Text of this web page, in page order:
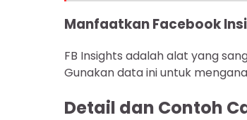
Manfaatkan Facebook
FB Insights adalah alat yang
Gunakan data ini untuk
Detail dan Contoh